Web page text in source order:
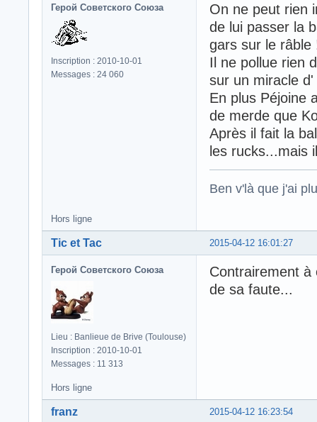
Герой Советского Союза
Inscription : 2010-10-01
Messages : 24 060
On ne peut rien
de lui passer la
gars sur le râble
Il ne pollue rien
sur un miracle
En plus Péjoine
de merde que
Après il fait la
les rucks...mais
Ben v'là que j'ai
Hors ligne
2015-04-12 16:01:27
Tic et Tac
Герой Советского Союза
Lieu : Banlieue de Brive (Toulouse)
Inscription : 2010-10-01
Messages : 11 313
Contrairement à
de sa faute...
Hors ligne
2015-04-12 16:23:54
franz